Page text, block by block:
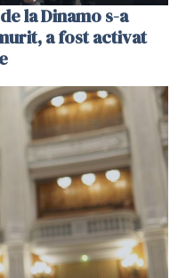
la Dinamo s-a
a fost activat